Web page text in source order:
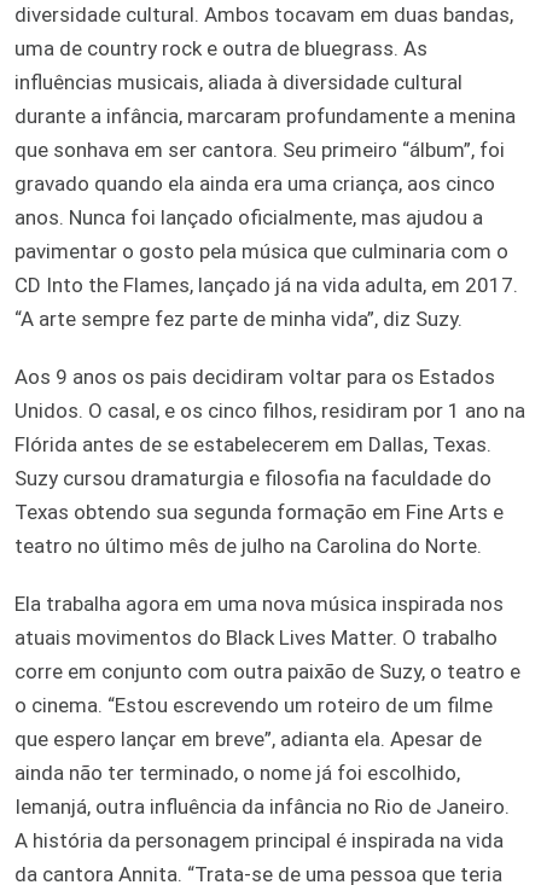
diversidade cultural. Ambos tocavam em duas bandas,
uma de country rock e outra de bluegrass. As
influências musicais, aliada à diversidade cultural
durante a infância, marcaram profundamente a menina
que sonhava em ser cantora. Seu primeiro “álbum”, foi
gravado quando ela ainda era uma criança, aos cinco
anos. Nunca foi lançado oficialmente, mas ajudou a
pavimentar o gosto pela música que culminaria com o
CD Into the Flames, lançado já na vida adulta, em 2017.
“A arte sempre fez parte de minha vida”, diz Suzy.
Aos 9 anos os pais decidiram voltar para os Estados
Unidos. O casal, e os cinco filhos, residiram por 1 ano na
Flórida antes de se estabelecerem em Dallas, Texas.
Suzy cursou dramaturgia e filosofia na faculdade do
Texas obtendo sua segunda formação em Fine Arts e
teatro no último mês de julho na Carolina do Norte.
Ela trabalha agora em uma nova música inspirada nos
atuais movimentos do Black Lives Matter. O trabalho
corre em conjunto com outra paixão de Suzy, o teatro e
o cinema. “Estou escrevendo um roteiro de um filme
que espero lançar em breve”, adianta ela. Apesar de
ainda não ter terminado, o nome já foi escolhido,
Iemanjá, outra influência da infância no Rio de Janeiro.
A história da personagem principal é inspirada na vida
da cantora Annita. “Trata-se de uma pessoa que teria